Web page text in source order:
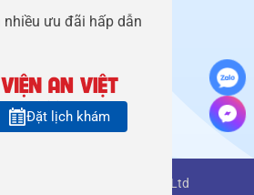
ưu đãi hấp dẫn
to An Viet Thang Long Co., Ltd
Đặt lịch khám